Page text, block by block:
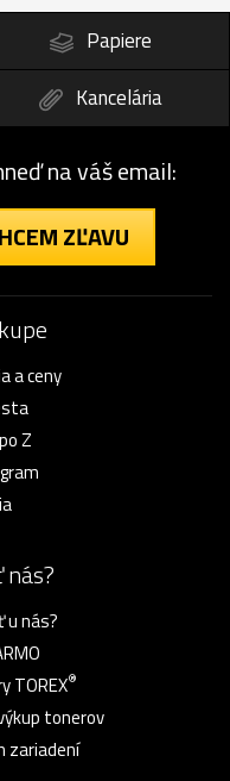
Papiere
Kancelária
na váš email:
ZĽAVU
a ceny
Z
u nás?
TOREX®
tonerov
zariadení